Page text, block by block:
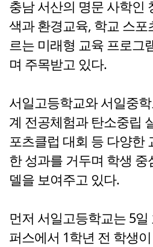
충남 서산의 명문 사학인
색과 환경교육, 학교 스
르는 미래형 교육 프로그
며 주목받고 있다.
서일고등학교와 서일중
계 전공체험과 탄소중립
포츠클럽 대회 등 다양한
한 성과를 거두며 학생
델을 보여주고 있다.
먼저 서일고등학교는 5
퍼스에서 1학년 전 학생